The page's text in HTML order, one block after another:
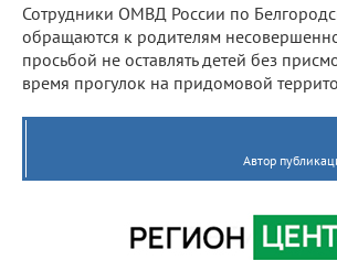
Сотрудники ОМВД России по
обращаются к родителям
просьбой не оставлять детей без
время прогулок на придомовой
Автор